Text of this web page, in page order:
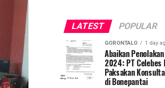
LATEST POPULAR
GORONTALO 1 day
Abaikan
2024: PT Celebes
Paksakan
di Bonepantai